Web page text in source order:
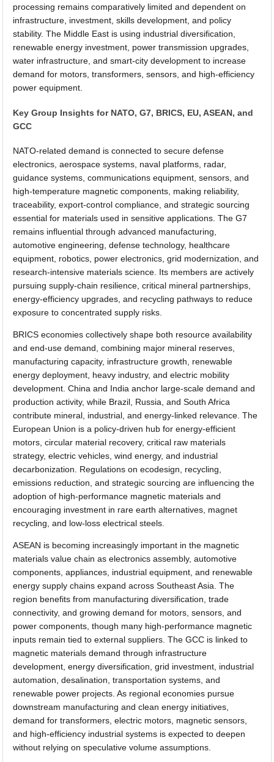
processing remains comparatively limited and dependent on
infrastructure, investment, skills development, and policy
stability. The Middle East is using industrial diversification,
renewable energy investment, power transmission upgrades,
water infrastructure, and smart-city development to increase
demand for motors, transformers, sensors, and high-efficiency
power equipment.
Key Group Insights for NATO, G7, BRICS, EU, ASEAN, and
GCC
NATO-related demand is connected to secure defense
electronics, aerospace systems, naval platforms, radar,
guidance systems, communications equipment, sensors, and
high-temperature magnetic components, making reliability,
traceability, export-control compliance, and strategic sourcing
essential for materials used in sensitive applications. The G7
remains influential through advanced manufacturing,
automotive engineering, defense technology, healthcare
equipment, robotics, power electronics, grid modernization, and
research-intensive materials science. Its members are actively
pursuing supply-chain resilience, critical mineral partnerships,
energy-efficiency upgrades, and recycling pathways to reduce
exposure to concentrated supply risks.
BRICS economies collectively shape both resource availability
and end-use demand, combining major mineral reserves,
manufacturing capacity, infrastructure growth, renewable
energy deployment, heavy industry, and electric mobility
development. China and India anchor large-scale demand and
production activity, while Brazil, Russia, and South Africa
contribute mineral, industrial, and energy-linked relevance. The
European Union is a policy-driven hub for energy-efficient
motors, circular material recovery, critical raw materials
strategy, electric vehicles, wind energy, and industrial
decarbonization. Regulations on ecodesign, recycling,
emissions reduction, and strategic sourcing are influencing the
adoption of high-performance magnetic materials and
encouraging investment in rare earth alternatives, magnet
recycling, and low-loss electrical steels.
ASEAN is becoming increasingly important in the magnetic
materials value chain as electronics assembly, automotive
components, appliances, industrial equipment, and renewable
energy supply chains expand across Southeast Asia. The
region benefits from manufacturing diversification, trade
connectivity, and growing demand for motors, sensors, and
power components, though many high-performance magnetic
inputs remain tied to external suppliers. The GCC is linked to
magnetic materials demand through infrastructure
development, energy diversification, grid investment, industrial
automation, desalination, transportation systems, and
renewable power projects. As regional economies pursue
downstream manufacturing and clean energy initiatives,
demand for transformers, electric motors, magnetic sensors,
and high-efficiency industrial systems is expected to deepen
without relying on speculative volume assumptions.